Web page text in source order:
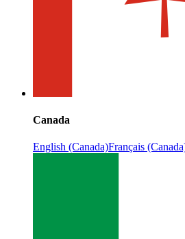
Canada
English (Canada)Français